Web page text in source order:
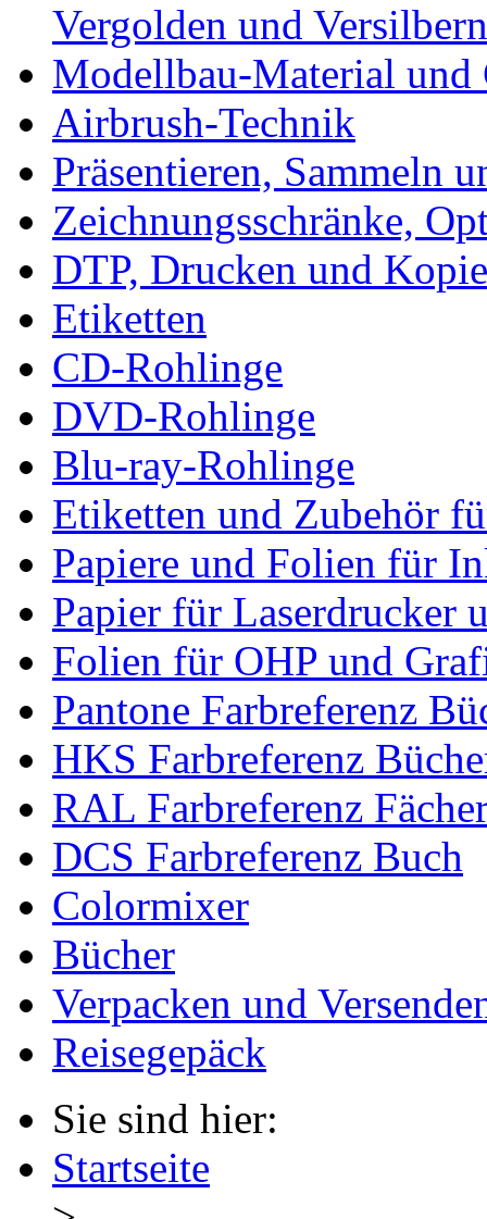
Vergolden und Versilbern
Modellbau-Material und
Airbrush-Technik
Präsentieren, Sammeln
Zeichnungsschränke,
DTP, Drucken und
Etiketten
CD-Rohlinge
DVD-Rohlinge
Blu-ray-Rohlinge
Etiketten und Zubehör
Papiere und Folien für
Papier für Laserdrucker
Folien für OHP und
Pantone Farbreferenz
HKS Farbreferenz
RAL Farbreferenz
DCS Farbreferenz Buch
Colormixer
Bücher
Verpacken und
Reisegepäck
Sie sind hier:
Startseite